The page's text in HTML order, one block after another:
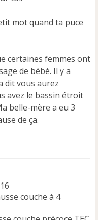
mot quand ta puce
certaines femmes ont
de bébé. Il y a
dit vous aurez
avez le bassin étroit
belle-mère a eu 3
de ça.
couche à 4